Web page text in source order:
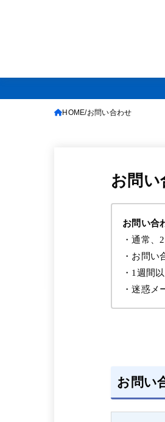
HOME お問い合わせ
お問い
お問い合
・通常、
・お問い
・1週間
・迷惑
お問い